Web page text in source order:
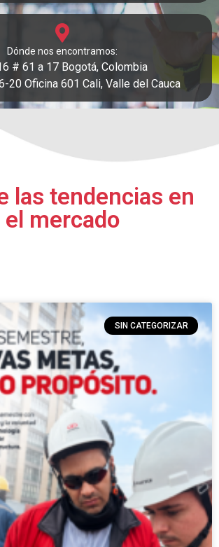
Dónde nos encontramos:
# 61 a 17Bogotá, Colombia
20 Oficina 601 Cali, Valle del Cauca
las tendencias en
el mercado
SIN CATEGORIZAR